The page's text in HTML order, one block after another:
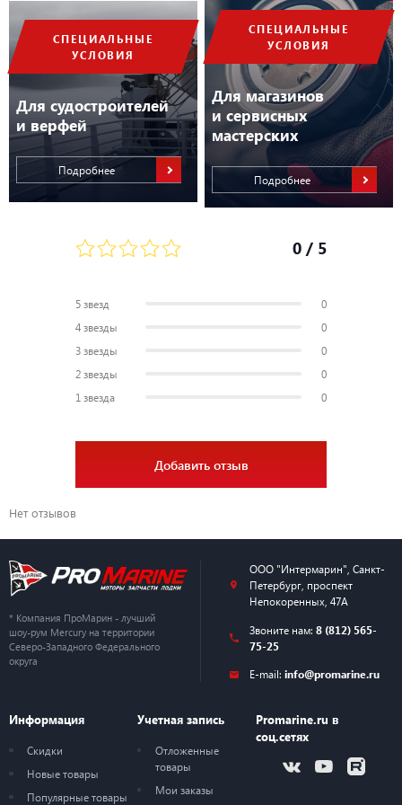
СПЕЦИАЛЬНЫЕ
УСЛОВИЯ
Для судостроителей
и верфей
Подробнее
СПЕЦИАЛЬНЫЕ
УСЛОВИЯ
Для магазинов
и сервисных
мастерских
Подробнее
Условия применения Пресная вода
0 / 5
5 звезд
0
4 звезды
0
3 звезды
0
2 звезды
0
1 звезда
0
Добавить отзыв
Нет отзывов
* Компания ПроМарин - лучший
шоу-рум Mercury на территории
Северо-Западного Федерального
округа
ООО "Интермарин" Санкт-
Петербург, проспект
Непокоренных, 47А
Звоните нам: 8 (812) 565-
75-25
E-mail: info@promarine.ru
Информация
Скидки
Новые товары
Популярные товары
Учетная запись
Отложенные
товары
Мои заказы
Promarine.ru в
соц.сетях